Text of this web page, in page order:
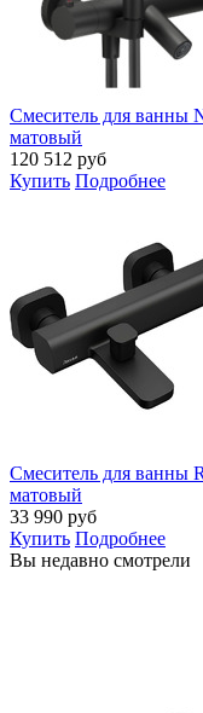
Смеситель для ванны
матовый
120 512 руб
Купить Подробнее
Смеситель для ванны
матовый
33 990 руб
Купить Подробнее
Вы недавно смотрели